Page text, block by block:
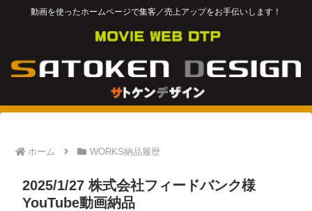
動画を使ったホームページで集客／売上アップをお手伝いします！
ホーム WORKS納品履歴
2025/1/27 株式会社フィードバンク様
YouTube動画納品